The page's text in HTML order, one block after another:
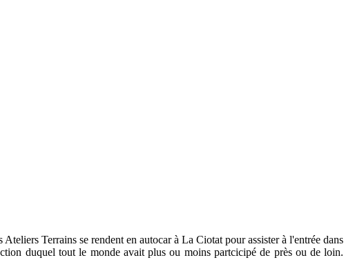
Terrains se rendent en autocar à La Ciotat pour assister à l'entrée dans
duquel tout le monde avait plus ou moins partcicipé de près ou de loin.